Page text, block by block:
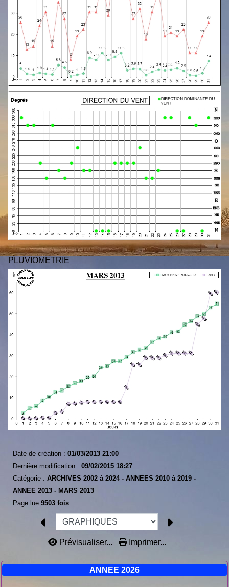
ANNEE 2026
PLUVIOMETRIE
Date de création : 01/03/2013 21:00
Dernière modification : 09/02/2015 18:27
Catégorie : ARCHIVES 2002 à 2024 - ANNEES 2010 à 2019 -
ANNEE 2013 - MARS 2013
Page lue 9503 fois
Prévisualiser... Imprimer...